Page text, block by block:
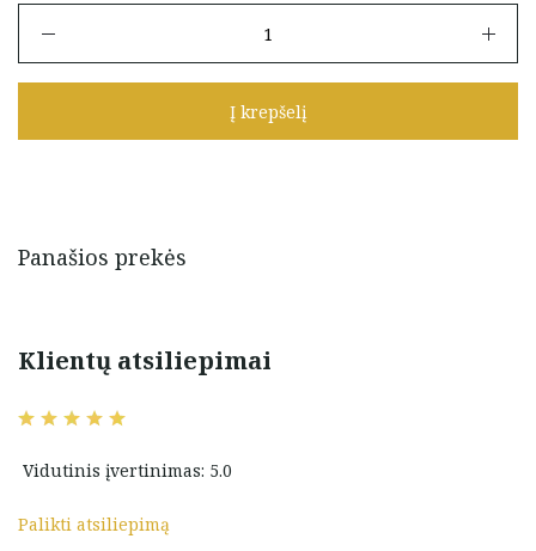
Auksinė
oniksu
Į krepšelį
Panašios prekės
Klientų atsiliepimai
Vidutinis įvertinimas: 5.0
Palikti atsiliepimą